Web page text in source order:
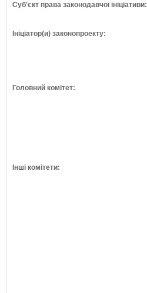
Суб'єкт права законодавчої ініціативи:
Ініціатор(и) законопроекту:
Головний комітет:
Інші комітети: